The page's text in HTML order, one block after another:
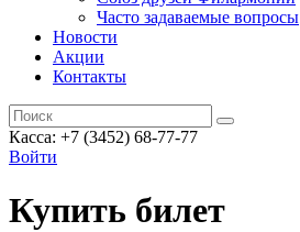
Часто задаваемые вопросы
Новости
Акции
Контакты
Касса: +7 (3452) 68-77-77
Войти
Купить билет